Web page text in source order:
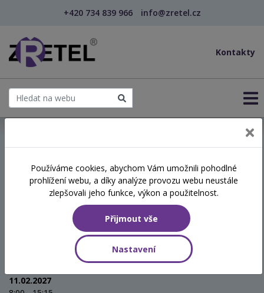
+420 734 839 966 info@zretel.cz
Kontakty
Financování a finanční
řízení neziskové organizace
pro nefinanční manažery
11.02.2027
Používáme cookies, abychom Vám umožnili pohodlné
prohlížení webu, a díky analýze provozu webu neustále
zlepšovali jeho funkce, výkon a použitelnost.
Přijmout vše
Nastavení